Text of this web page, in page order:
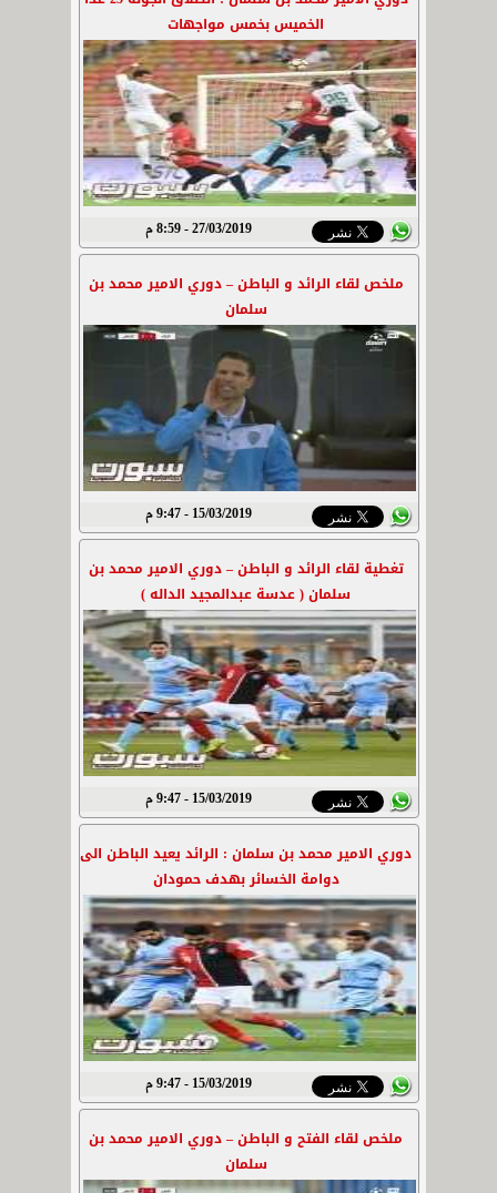
الخميس بخمس مواجهات
27/03/2019 - 8:59 م
ملخص لقاء الرائد و الباطن – دوري الامير محمد بن
سلمان
15/03/2019 - 9:47 م
تغطية لقاء الرائد و الباطن – دوري الامير محمد بن
سلمان ( عدسة عبدالمجيد الداله )
15/03/2019 - 9:47 م
دوري الامير محمد بن سلمان : الرائد يعيد الباطن الى
دوامة الخسائر بهدف حمودان
15/03/2019 - 9:47 م
ملخص لقاء الفتح و الباطن – دوري الامير محمد بن
سلمان